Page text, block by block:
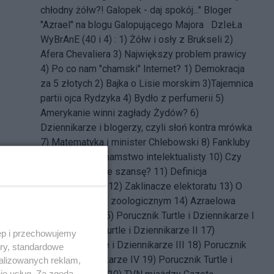
chłodny żółw?! Galopek - daj spokój..." Bloger
"Azrael" na blogu Galopującego Majora DzIeŁa
WyBrAnE (40 i 4) : 1) Żółw i osły z Brukseli 2)
Afera Chevaliera 3) Największy problem prawicy
4) Po co nam "chamski" Internet? 1) Demokracja
za 5 złotych 2) Bajka o Lisie morskim 3)Tajemnica
partii ojca Rydzyka 4) Bydło z perfumerii 5)
Amerykanie winni zagłady Żydów? 6)
Dziennikarze i blogerzy, czyli słoń kontra mrówka
7) Matematyka i minister Chlebowski 8) Fankluby
Chamstwo intelektualisty 10) Czy
Tusk ma jeszcze szansę? 11) Definicja
12) Zaklinacze elektoratu 13) O
dziennikarstwie zoologicznym 14) Azraelowa
15) Porucznik Turtle i Dziennikarze I
16)Porucznik Turtle i Dziennikarze II 17)
Porucznik Turtle i Dziennikarze III 18) Porucznik
Turtle i Dziennikarze IV 19) Porucznik Turtle i
i przechowujemy
standardowe
reklam,